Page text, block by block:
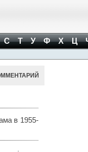
С Т У Ф Х Ц
в 1955-